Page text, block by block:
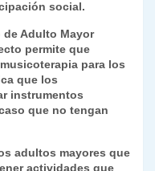
social.
de Adulto Mayor
permite que
para los
que los
instrumentos
que no tengan
adultos mayores que
actividades que